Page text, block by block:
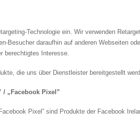
Technologie ein. Wir verwenden
Besucher daraufhin auf anderen Webseiten
berechtigtes Interesse.
die uns über Dienstleister bereitgestellt
/ „Facebook Pixel”
Pixel” sind Produkte der Facebook